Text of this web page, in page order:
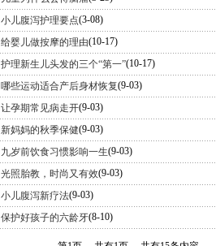
小儿腹泻护理要点(3-08)
给婴儿做按摩的理由(10-17)
护理新生儿头发的三个“第一”(10-17)
哪些运动适合产后身材恢复(9-03)
让孕期常见病走开(9-03)
新妈妈的秋季保健(9-03)
九岁前饮食习惯影响一生(9-03)
光照胎教，时尚又有效(9-03)
小儿腹泻新疗法(9-03)
保护好孩子的六龄牙(8-10)